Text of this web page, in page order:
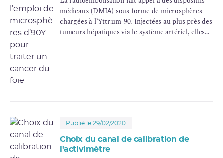
médicaux (DMIA) sous forme de microsphères
chargées à l’Yttrium-90. Injectées au plus près des
tumeurs hépatiques via le système artériel, elles
Publié le 29/02/2020
Choix du canal de calibration de
l'activimètre